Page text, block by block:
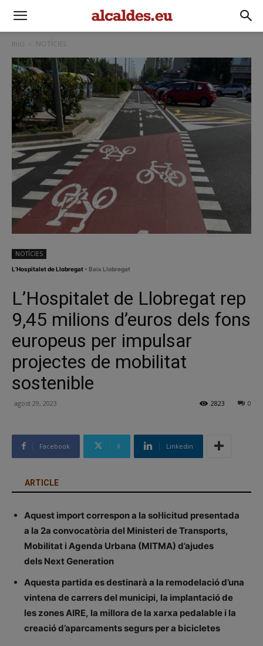
Inici NOTÍCIES
NOTÍCIES
L’Hospitalet de Llobregat • Baix Llobregat
L’Hospitalet de Llobregat rep
9,45 milions d’euros dels fons
europeus per impulsar
projectes de mobilitat
sostenible
agost 29, 2023 0
2823
Facebook X Linkedin
ARTICLE
Aquest import correspon a la sol·licitud presentada
a la 2a convocatòria del Ministeri de Transports,
Mobilitat i Agenda Urbana (MITMA) d’ajudes
dels Next Generation
Aquesta partida es destinarà a la remodelació d’una
vintena de carrers del municipi, la implantació de
les zones AIRE, la millora de la xarxa pedalable i la
creació d’aparcaments segurs per a bicicletes